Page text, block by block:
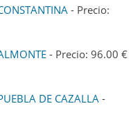
- Precio:
- Precio: 96.00 €
DE CAZALLA -